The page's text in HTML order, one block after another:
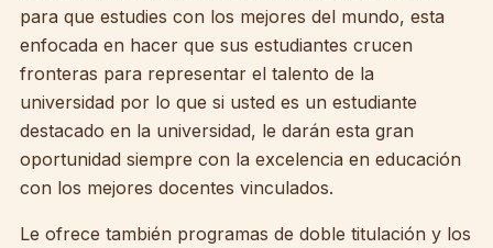
para que estudies con los mejores del mundo, esta
enfocada en hacer que sus estudiantes crucen
fronteras para representar el talento de la
universidad por lo que si usted es un estudiante
destacado en la universidad, le darán esta gran
oportunidad siempre con la excelencia en educación
con los mejores docentes vinculados.
Le ofrece también programas de doble titulación y los